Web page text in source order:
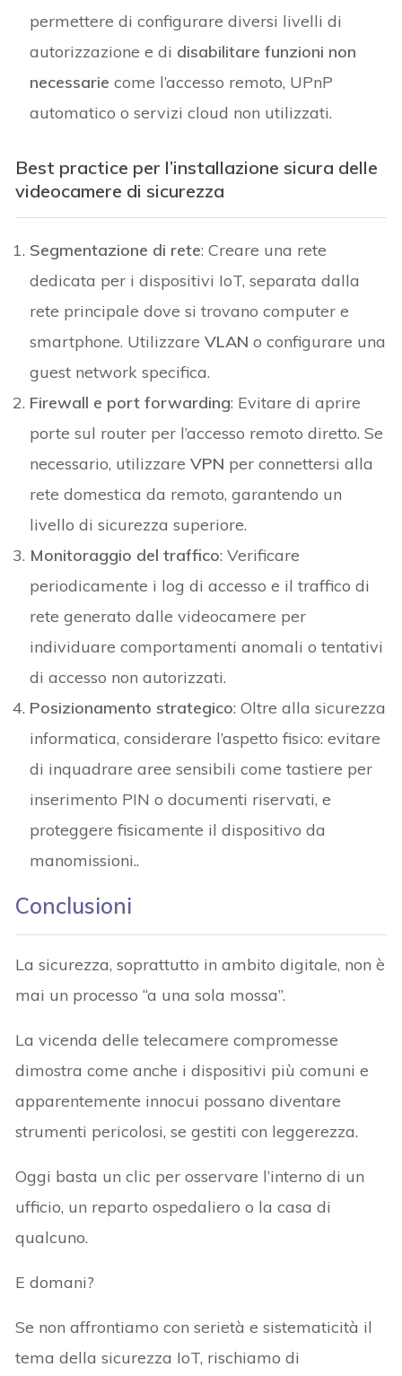
permettere di configurare diversi livelli di
autorizzazione e di disabilitare funzioni non
necessarie come l’accesso remoto, UPnP
automatico o servizi cloud non utilizzati.
Best practice per l’installazione sicura delle
videocamere di sicurezza
Segmentazione di rete: Creare una rete
dedicata per i dispositivi IoT, separata dalla
rete principale dove si trovano computer e
smartphone. UtilizzareVLAN o configurare una
guest network specifica.
Firewall e port forwarding: Evitare di aprire
porte sul router per l’accesso remoto diretto. Se
necessario, utilizzareVPN per connettersi alla
rete domestica da remoto, garantendo un
livello di sicurezza superiore.
Monitoraggio del traffico: Verificare
periodicamente i log di accesso e il traffico di
rete generato dalle videocamere per
individuare comportamenti anomali o tentativi
di accesso non autorizzati.
Posizionamento strategico: Oltre alla sicurezza
informatica, considerare l’aspetto fisico: evitare
di inquadrare aree sensibili come tastiere per
inserimento PIN o documenti riservati, e
proteggere fisicamente il dispositivo da
manomissioni..
Conclusioni
La sicurezza, soprattutto in ambito digitale, non è
mai un processo “a una sola mossa”.
La vicenda delle telecamere compromesse
dimostra come anche i dispositivi più comuni e
apparentemente innocui possano diventare
strumenti pericolosi, se gestiti con leggerezza.
Oggi basta un clic per osservare l’interno di un
ufficio, un reparto ospedaliero o la casa di
qualcuno.
E domani?
Se non affrontiamo con serietà e sistematicità il
tema della sicurezza IoT, rischiamo di